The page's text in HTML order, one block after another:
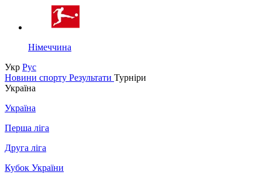
Німеччина
Укр Рус
Новини спорту Результати Турніри
Україна
Україна
Перша ліга
Друга ліга
Кубок України